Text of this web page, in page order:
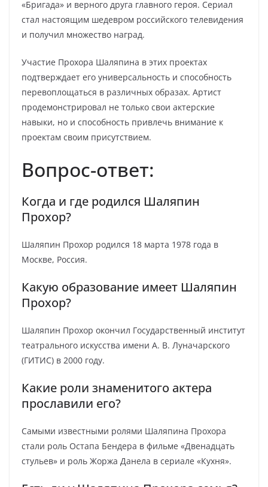
«Бригада» и верного друга главного героя. Сериал
стал настоящим шедевром российского телевидения
и получил множество наград.
Участие Прохора Шаляпина в этих проектах
подтверждает его универсальность и способность
перевоплощаться в различных образах. Артист
продемонстрировал не только свои актерские
навыки, но и способность привлечь внимание к
проектам своим присутствием.
Вопрос-ответ:
Когда и где родился Шаляпин
Прохор?
Шаляпин Прохор родился 18 марта 1978 года в
Москве, Россия.
Какую образование имеет Шаляпин
Прохор?
Шаляпин Прохор окончил Государственный институт
театрального искусства имени А. В. Луначарского
(ГИТИС) в 2000 году.
Какие роли знаменитого актера
прославили его?
Самыми известными ролями Шаляпина Прохора
стали роль Остапа Бендера в фильме «Двенадцать
стульев» и роль Жоржа Данела в сериале «Кухня».